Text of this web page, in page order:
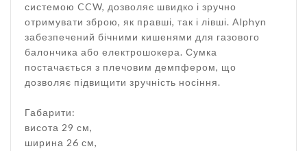
системою CCW, дозволяє швидко і зручно
отримувати зброю, як правші, так і лівші. Alphyn
забезпечений бічними кишенями для газового
балончика або електрошокера. Сумка
постачається з плечовим демпфером, що
дозволяє підвищити зручність носіння.
Габарити:
висота 29 см,
ширина 26 см,